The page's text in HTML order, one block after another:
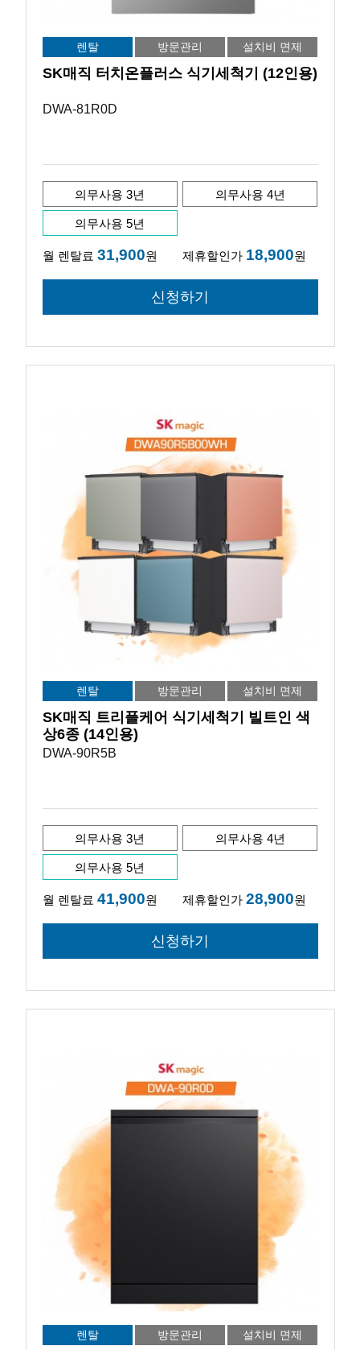
렌탈 방문관리 설치비 면제
SK매직 터치온플러스 식기세척기 (12인용)
DWA-81R0D
의무사용 3년 의무사용 4년
의무사용 5년
월 렌탈료 31,900원 제휴할인가 18,900원
렌탈 방문관리 설치비 면제
SK매직 트리플케어 식기세척기 빌트인 색
상6종 (14인용)
DWA-90R5B
의무사용 3년 의무사용 4년
의무사용 5년
월 렌탈료 41,900원 제휴할인가28,900원
렌탈 방문관리 설치비 면제